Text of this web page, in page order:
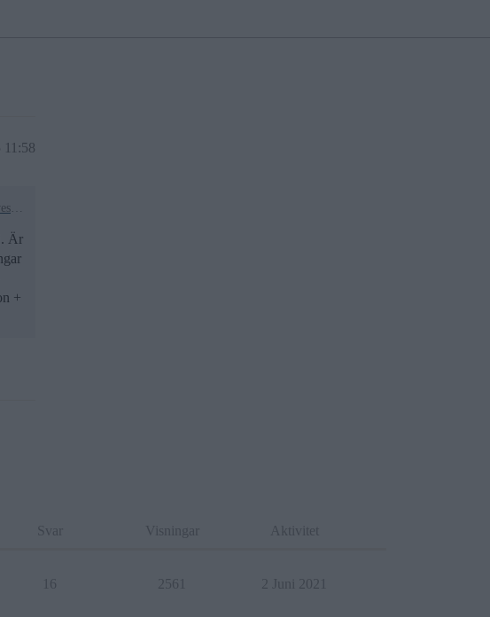
11:58
Spara och investera
Är
+
Svar Visningar Aktivitet
16 2561 2 Juni 2021